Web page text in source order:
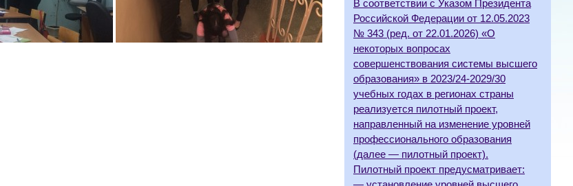
В соответствии с Указом Президента
Российской Федерации от 12.05.2023
№ 343 (ред. от 22.01.2026) «О
некоторых вопросах
совершенствования системы высшего
образования» в 2023/24-2029/30
учебных годах в регионах страны
реализуется пилотный проект,
направленный на изменение уровней
профессионального образования
(далее — пилотный проект).
Пилотный проект предусматривает: